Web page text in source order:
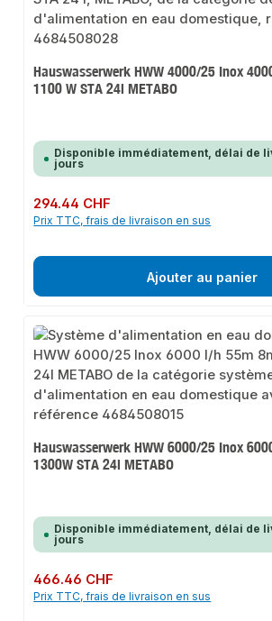
Hauswasserwerk HWW 4000/25 Inox
1100 W STA 24l METABO
Disponible immédiatement, délai de
jours
Prix régulier :
294.44 CHF
Prix TTC, frais de livraison en sus
Ajouter au panier
Hauswasserwerk HWW 6000/25 Inox
1300W STA 24l METABO
Disponible immédiatement, délai de
jours
Prix régulier :
466.46 CHF
Prix TTC, frais de livraison en sus